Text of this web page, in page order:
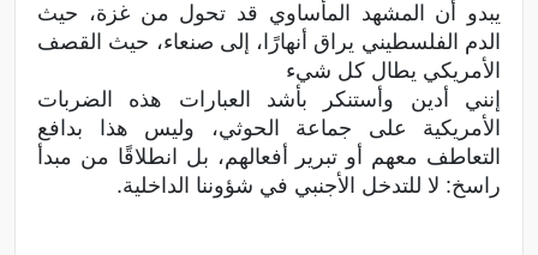
يبدو أن المشهد المأساوي قد تحول من غزة، حيث
الدم الفلسطيني يراق أنهارًا، إلى صنعاء، حيث القصف
الأمريكي يطال كل شيء
إنني أدين وأستنكر بأشد العبارات هذه الضربات
الأمريكية على جماعة الحوثي، وليس هذا بدافع
التعاطف معهم أو تبرير أفعالهم، بل انطلاقًا من مبدأ
راسخ: لا للتدخل الأجنبي في شؤوننا الداخلية.